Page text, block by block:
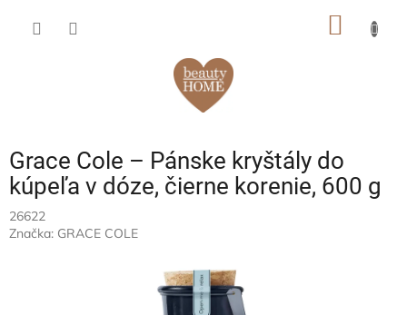
Grace Cole – Pánske kryštály do
kúpeľa v dóze, čierne korenie, 600 g
26622
Značka: GRACE COLE